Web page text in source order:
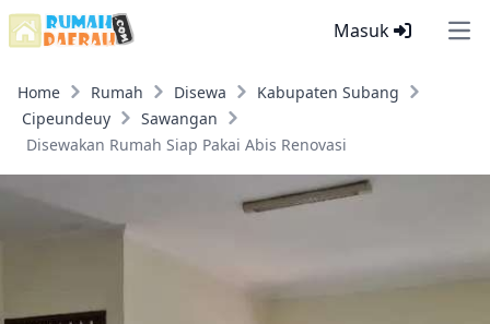
Masuk
Home Rumah Disewa
Kabupaten Subang
Cipeundeuy
Sawangan
Disewakan Rumah Siap Pakai Abis Renovasi